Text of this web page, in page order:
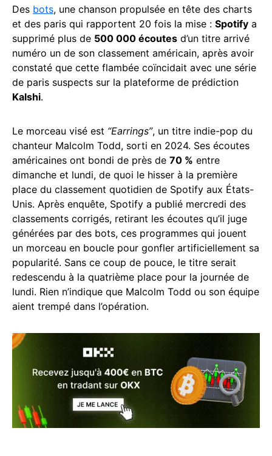
Des bots, une chanson propulsée en tête des charts
et des paris qui rapportent 20 fois la mise : Spotify a
supprimé plus de 500 000 écoutes d’un titre arrivé
numéro un de son classement américain, après avoir
constaté que cette flambée coïncidait avec une série
de paris suspects sur la plateforme de prédiction
Kalshi.
Le morceau visé est “Earrings”, un titre indie-pop du
chanteur Malcolm Todd, sorti en 2024. Ses écoutes
américaines ont bondi de près de 70 % entre
dimanche et lundi, de quoi le hisser à la première
place du classement quotidien de Spotify aux États-
Unis. Après enquête, Spotify a publié mercredi des
classements corrigés, retirant les écoutes qu’il juge
générées par des bots, ces programmes qui jouent
un morceau en boucle pour gonfler artificiellement sa
popularité. Sans ce coup de pouce, le titre serait
redescendu à la quatrième place pour la journée de
lundi. Rien n’indique que Malcolm Todd ou son équipe
aient trempé dans l’opération.